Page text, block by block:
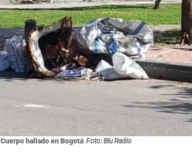
Cuerpo hallado en Bogotá Foto: Blu Radio